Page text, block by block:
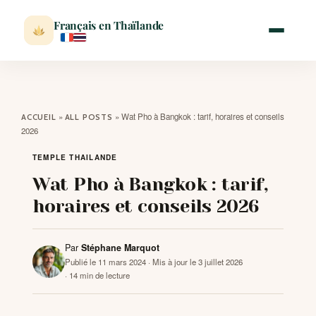
Français en Thaïlande
VISITER
MÉTÉO
EXPATRIATION
ACCUEIL » ALL POSTS » Wat Pho à Bangkok : tarif, horaires et conseils
2026
TEMPLE THAILANDE
Wat Pho à Bangkok : tarif,
horaires et conseils 2026
Par Stéphane Marquot
Publié le 11 mars 2024 · Mis à jour le 3 juillet 2026
· 14 min de lecture